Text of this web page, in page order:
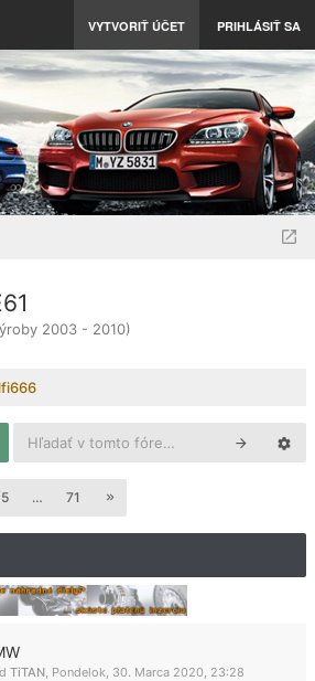
VYTVORIŤ ÚČET PRIHLÁSIŤ SA
2003 - 2010)
5 … 71
TiTAN Pondelok, 30. Marca 2020, 23:28